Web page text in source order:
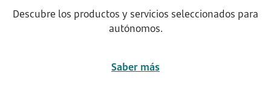
Descubre los productos y servicios seleccionados para
autónomos.
Saber más